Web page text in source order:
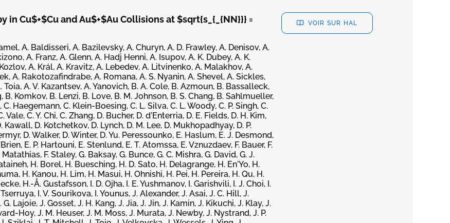
Cu$+$Cu and Au$+$Au Collisions at $sqrt{s_{_{NN}}} =
A. Baldisseri, A. Bazilevsky, A. Churyn, A. D. Frawley, A. Denisov, A.
A. Franz, A. Glenn, A. Hadj Henni, A. Isupov, A. K. Dubey, A. K.
A. Král, A. Kravitz, A. Lebedev, A. Litvinenko, A. Malakhov, A.
A. Rakotozafindrabe, A. Romana, A. S. Nyanin, A. Shevel, A. Sickles,
A. V. Kazantsev, A. Yanovich, B. A. Cole, B. Azmoun, B. Bassalleck,
Komkov, B. Lenzi, B. Love, B. M. Johnson, B. S. Chang, B. Sahlmueller,
Haegemann, C. Klein-Boesing, C. L. Silva, C. L. Woody, C. P. Singh, C.
C. Y. Chi, C. Zhang, D. Bucher, D. d'Enterria, D. E. Fields, D. H. Kim,
Kawall, D. Kotchetkov, D. Lynch, D. M. Lee, D. Mukhopadhyay, D. P.
D. Walker, D. Winter, D. Yu. Peressounko, E. Haslum, E. J. Desmond,
E. P. Hartouni, E. Stenlund, E. T. Atomssa, E. Vznuzdaev, F. Bauer, F.
F. Staley, G. Baksay, G. Bunce, G. C. Mishra, G. David, G. J.
H. Borel, H. Buesching, H. D. Sato, H. Delagrange, H. En'Yo, H.
H. Kanou, H. Lim, H. Masui, H. Ohnishi, H. Pei, H. Pereira, H. Qu, H.
H.-Å. Gustafsson, I. D. Ojha, I. E. Yushmanov, I. Garishvili, I. J. Choi, I.
I. V. Sourikova, I. Younus, J. Alexander, J. Asai, J. C. Hill, J.
Lajoie, J. Gosset, J. H. Kang, J. Jia, J. Jin, J. Kamin, J. Kikuchi, J. Klay, J.
Hoy, J. M. Heuser, J. M. Moss, J. Murata, J. Newby, J. Nystrand, J. P.
VOIR SUR HAL